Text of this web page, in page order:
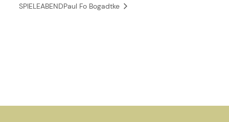
SPIELEABENDPaul Fo Bogadtke